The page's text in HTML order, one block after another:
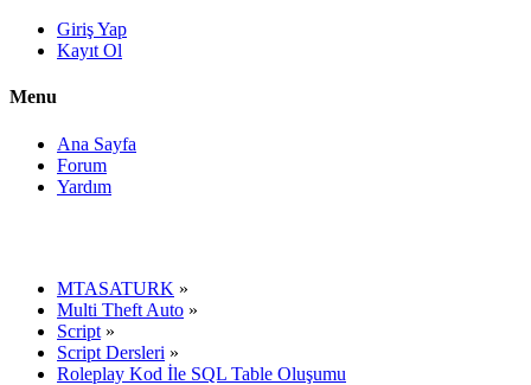
Giriş Yap
Kayıt Ol
Menu
Ana Sayfa
Forum
Yardım
MTASATURK »
Multi Theft Auto »
Script »
Script Dersleri »
Roleplay Kod İle SQL Table Oluşumu